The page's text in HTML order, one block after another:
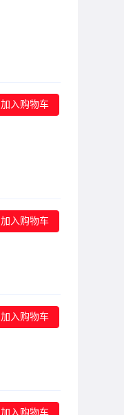
加入购物车
加入购物车
加入购物车
加入购物车